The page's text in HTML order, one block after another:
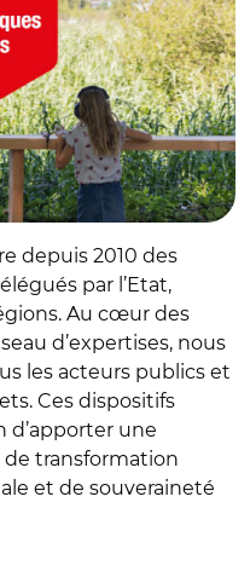
depuis 2010 des
par l’Etat,
Au cœur des
d’expertises, nous
les acteurs publics et
Ces dispositifs
une
transformation
et de souveraineté